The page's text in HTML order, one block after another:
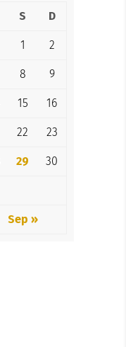
S D
1 2
8 9
15 16
22 23
29 30
Sep »